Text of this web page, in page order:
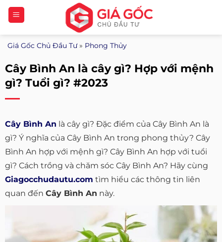
Bỏ
qua
nội
dung
Giá Gốc Chủ Đầu Tư» Phong Thủy
Cây Bình An là cây gì? Hợp với mệnh
gì? Tuổi gì? #2023
Cây Bình An là cây gì? Đặc điểm của Cây Bình An là
gì? Ý nghĩa của Cây Bình An trong phong thủy? Cây
Bình An hợp với mệnh gì? Cây Bình An hợp với tuổi
gì? Cách trồng và chăm sóc Cây Bình An? Hãy cùng
Giagocchudautu.com tìm hiểu các thông tin liên
quan đến Cây Bình An này.